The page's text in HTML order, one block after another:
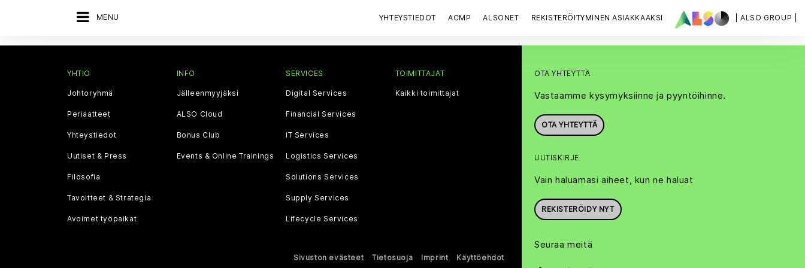
MENU | ALSO GROUP |
YHTEYSTIEDOT ACMP ALSONET REKISTERÖITYMINEN ASIAKKAAKSI
OTA YHTEYTTÄ
Vastaamme kysymyksiinne ja pyyntöihinne.
OTA YHTEYTTÄ
UUTISKIRJE
Vain haluamasi aiheet, kun ne haluat
REKISTERÖIDY NYT
Seuraa meitä
YHTIÖ
Johtoryhmä
Periaatteet
Yhteystiedot
Uutiset & Press
Filosofia
Tavoitteet & Strategia
Avoimet työpaikat
INFO
Jälleenmyyjäksi
ALSO Cloud
Bonus Club
Events & Online Trainings
SERVICES
Digital Services
Financial Services
IT Services
Logistics Services
Solutions Services
Supply Services
Lifecycle Services
TOIMITTAJAT
Kaikki toimittajat
Sivuston evästeet Tietosuoja Imprint
Käyttöehdot